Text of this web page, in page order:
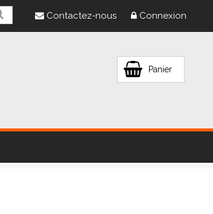
Connexion
Contactez-nous
Panier